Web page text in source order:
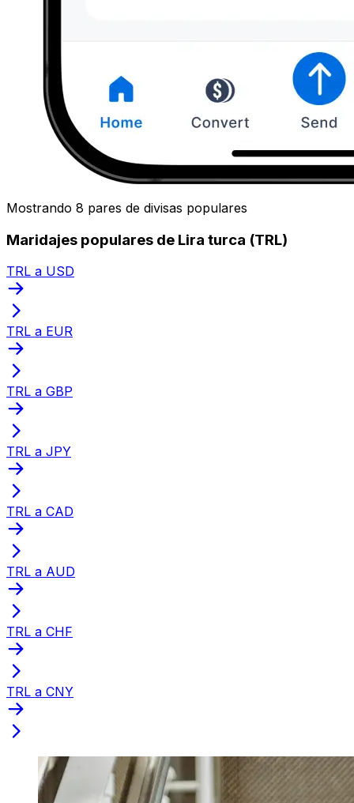
Mostrando 8 pares de divisas populares
Maridajes populares de Lira turca (TRL)
TRL a USD
TRL a EUR
TRL a GBP
TRL a JPY
TRL a CAD
TRL a AUD
TRL a CHF
TRL a CNY